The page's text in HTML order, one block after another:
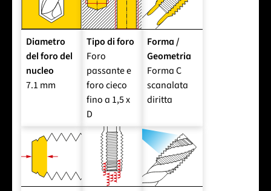
Diametro
del foro del
nucleo
7.1 mm
Tipo di foro
Foro
passante e
foro cieco
fino a 1,5 x
D
Forma /
Geometria
Forma C
scanalata
diritta